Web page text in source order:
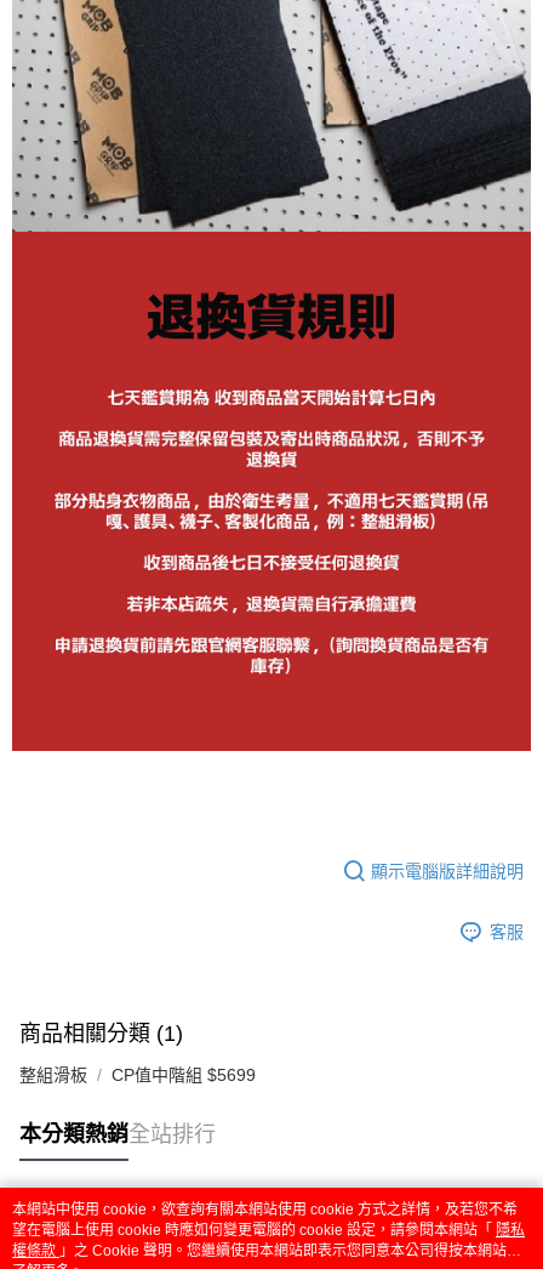
顯示電腦版詳細說明
客服
商品相關分類 (1)
整組滑板 CP值中階組 $5699
本分類熱銷全站排行
熱門標籤
本網站中使用 cookie，欲查詢有關本網站使用 cookie 方式之詳情，及若您不希
望在電腦上使用 cookie 時應如何變更電腦的 cookie 設定，請參閱本網站「 隱私
權條款 」之 Cookie 聲明。您繼續使用本網站即表示您同意本公司得按本網站使